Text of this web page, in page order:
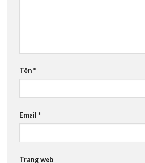
Tên *
Email *
Trang web